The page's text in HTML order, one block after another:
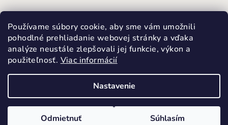
Používame súbory cookie, aby sme vám umožnili
pohodlné prehliadanie webovej stránky a vďaka
analýze neustále zlepšovali jej funkcie, výkon a
použiteľnosť. Viac informácií
Nastavenie
Odmietnuť Súhlasím
Sledovať na Instagrame
Upraviť nastavenie cookies